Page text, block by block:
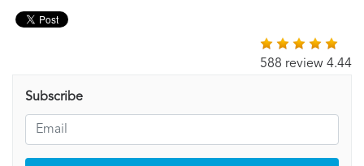
588 review 4.44
Subscribe